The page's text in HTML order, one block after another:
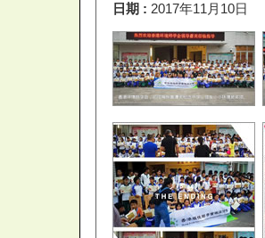
日期 : 2017年11月10日